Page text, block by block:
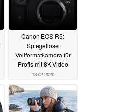
Canon EOS R5:
Spiegellose
Vollformatkamera für
Profis mit 8K-Video
13.02.2020